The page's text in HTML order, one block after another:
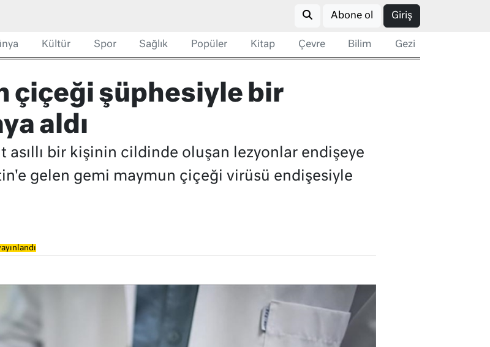
Abone ol Giriş
Kültür Spor Sağlık Popüler Kitap Çevre Bilim Gezi
çiçeği şüphesiyle bir
aldı
bir kişinin cildinde oluşan lezyonlar endişeye
gelen gemi maymun çiçeği virüsü endişesiyle